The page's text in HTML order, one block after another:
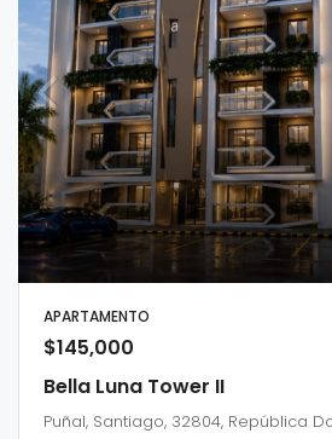
APARTAMENTO
$145,000
Bella Luna Tower II
Puñal, Santiago, 32804, República